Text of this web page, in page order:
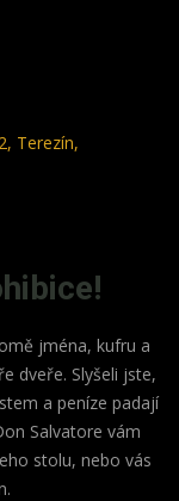
Terezín,
jména, kufru a
dveře. Slyšeli jste,
a peníze padají
Salvatore vám
stolu, nebo vás